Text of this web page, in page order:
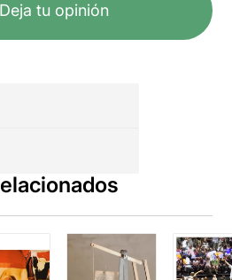
Deja tu opinión